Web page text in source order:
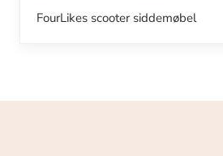
FourLikes scooter siddemøbel